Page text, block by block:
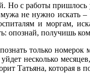
Но с работы пришлось
не нужно искать –
и моргам,
опознай, получишь
только
несколько
Татьяна, которая в